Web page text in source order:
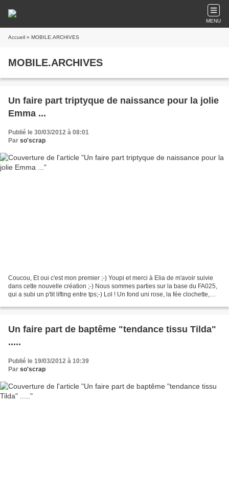
MENU
Accueil » MOBILE.ARCHIVES
MOBILE.ARCHIVES
Un faire part triptyque de naissance pour la jolie
Emma ...
Publié le 30/03/2012 à 08:01
Par so'scrap
Coucou, Et oui c'est mon premier ;-) Youpi et merci à Elia de m'avoir suivie
dans cette nouvelle création ;-) Nous sommes parties sur la base du FA025,
qui a subi un p'tit lifting entre tps;-) Lol ! Un fond uni rose, la fée clochette,
Un faire part de baptême "tendance tissu Tilda"
.....
Publié le 19/03/2012 à 10:39
Par so'scrap